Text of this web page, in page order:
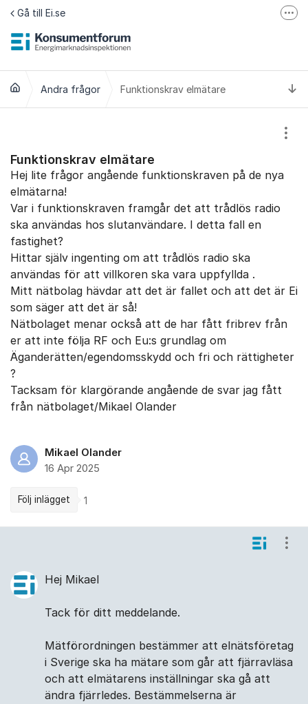
Hoppa till innehåll
Gå till Ei.se
Jämför elavtal på Elpriskollen.se
Andra frågor Funktionskrav elmätare
Funktionskrav elmätare
Hej lite frågor angående funktionskraven på de nya
elmätarna!
Var i funktionskraven framgår det att trådlös radio
ska användas hos slutanvändare. I detta fall en
fastighet?
Hittar själv ingenting om att trådlös radio ska
användas för att villkoren ska vara uppfyllda .
Mitt nätbolag hävdar att det är fallet och att det är Ei
som säger att det är så!
Nätbolaget menar också att de har fått fribrev från
er att inte följa RF och Eu:s grundlag om
Äganderätten/egendomsskydd och fri och rättigheter
?
Tacksam för klargörande angående de svar jag fått
från nätbolaget/Mikael Olander
Mikael Olander
16 Apr 2025
Följ inlägget 1
Hej Mikael
Tack för ditt meddelande.
Mätförordningen bestämmer att elnätsföretag
i Sverige ska ha mätare som går att fjärravläsa
och att elmätarens inställningar ska gå att
ändra fjärrledes. Bestämmelserna är